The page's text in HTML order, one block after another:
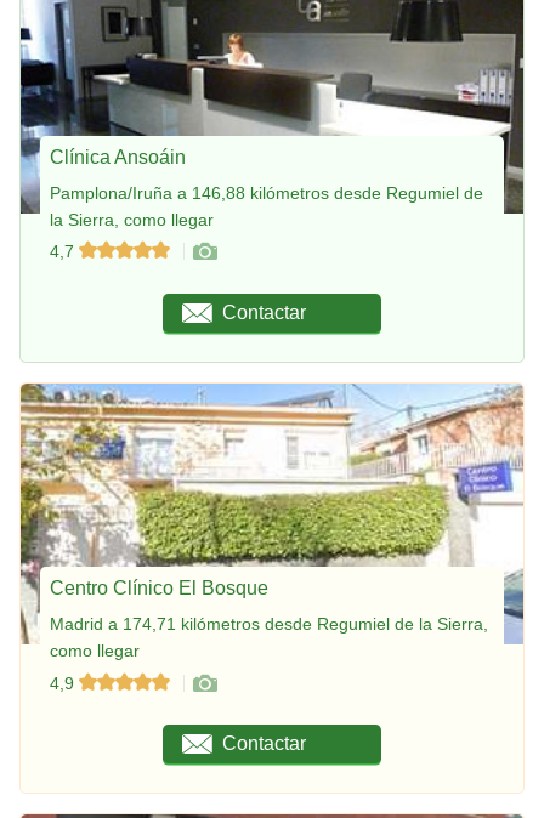
Clínica Ansoáin
Pamplona/Iruña a 146,88 kilómetros desde Regumiel de
la Sierra, como llegar
4,7
Contactar
Centro Clínico El Bosque
Madrid a 174,71 kilómetros desde Regumiel de la Sierra,
como llegar
4,9
Contactar